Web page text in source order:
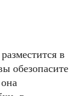
в
обезопасите